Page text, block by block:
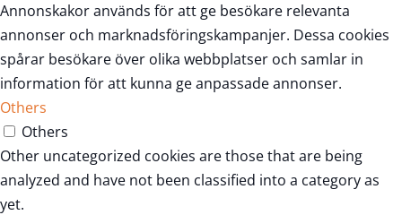
Annonskakor används för att ge besökare relevanta
annonser och marknadsföringskampanjer. Dessa cookies
spårar besökare över olika webbplatser och samlar in
information för att kunna ge anpassade annonser.
Others
Others
Other uncategorized cookies are those that are being
analyzed and have not been classified into a category as
yet.